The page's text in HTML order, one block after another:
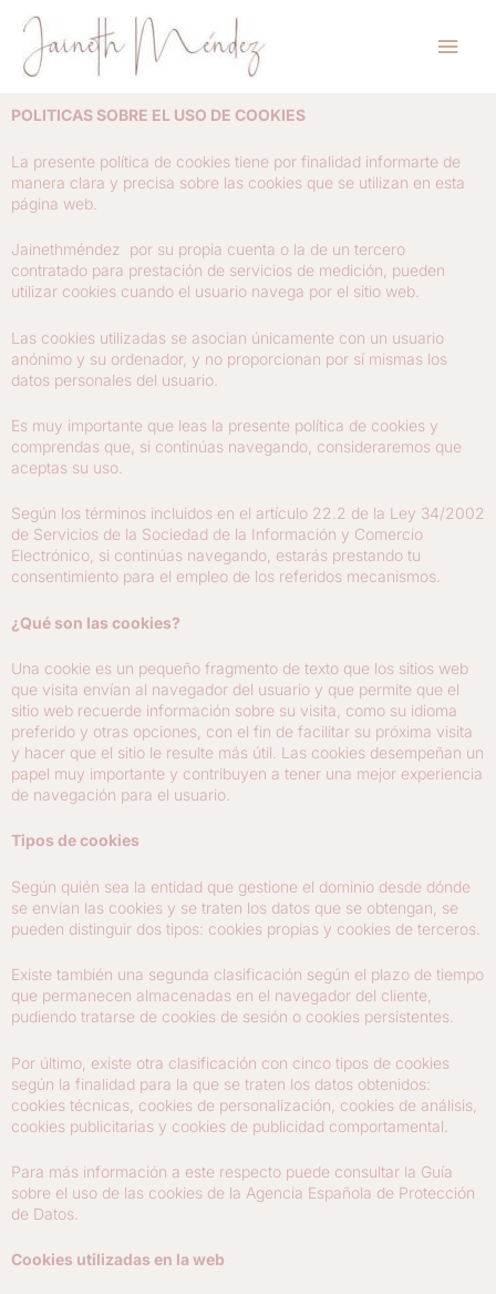
contenido
POLITICAS SOBRE EL USO DE COOKIES
La presente política de cookies tiene por finalidad informarte de
manera clara y precisa sobre las cookies que se utilizan en esta
página web.
Jainethméndez por su propia cuenta o la de un tercero
contratado para prestación de servicios de medición, pueden
utilizar cookies cuando el usuario navega por el sitio web.
Las cookies utilizadas se asocian únicamente con un usuario
anónimo y su ordenador, y no proporcionan por sí mismas los
datos personales del usuario.
Es muy importante que leas la presente política de cookies y
comprendas que, si continúas navegando, consideraremos que
aceptas su uso.
Según los términos incluidos en el artículo 22.2 de la Ley 34/2002
de Servicios de la Sociedad de la Información y Comercio
Electrónico, si continúas navegando, estarás prestando tu
consentimiento para el empleo de los referidos mecanismos.
¿Qué son las cookies?
Una cookie es un pequeño fragmento de texto que los sitios web
que visita envían al navegador del usuario y que permite que el
sitio web recuerde información sobre su visita, como su idioma
preferido y otras opciones, con el fin de facilitar su próxima visita
y hacer que el sitio le resulte más útil. Las cookies desempeñan un
papel muy importante y contribuyen a tener una mejor experiencia
de navegación para el usuario.
Tipos de cookies
Según quién sea la entidad que gestione el dominio desde dónde
se envían las cookies y se traten los datos que se obtengan, se
pueden distinguir dos tipos: cookies propias y cookies de terceros.
Existe también una segunda clasificación según el plazo de tiempo
que permanecen almacenadas en el navegador del cliente,
pudiendo tratarse de cookies de sesión o cookies persistentes.
Por último, existe otra clasificación con cinco tipos de cookies
según la finalidad para la que se traten los datos obtenidos:
cookies técnicas, cookies de personalización, cookies de análisis,
cookies publicitarias y cookies de publicidad comportamental.
Para más información a este respecto puede consultar la Guía
sobre el uso de las cookies de la Agencia Española de Protección
de Datos.
Cookies utilizadas en la web